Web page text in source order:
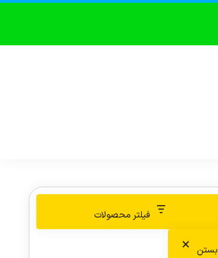
فیلتر محصولات
بستن